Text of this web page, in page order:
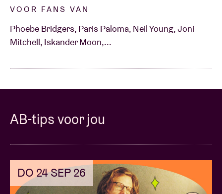
VOOR FANS VAN
Phoebe Bridgers, Paris Paloma, Neil Young, Joni
Mitchell, Iskander Moon,...
AB-tips voor jou
DO 24 SEP 26